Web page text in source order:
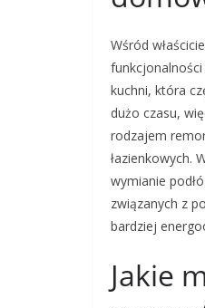
Wśród
kuchni, która
dużo czasu,
rodzajem
łazienkowych.
wymianie
związanych z
bardziej
Jakie